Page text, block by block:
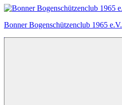
Zum
springen
Bonner Bogenschützenclub 1965 e.V.